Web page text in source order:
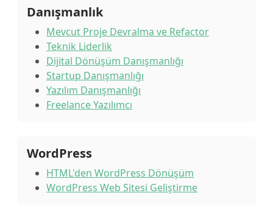
Danışmanlık
Mevcut Proje Devralma ve Refactor
Teknik Liderlik
Dijital Dönüşüm Danışmanlığı
Startup Danışmanlığı
Yazılım Danışmanlığı
Freelance Yazılımcı
WordPress
HTML'den WordPress Dönüşüm
WordPress Web Sitesi Geliştirme